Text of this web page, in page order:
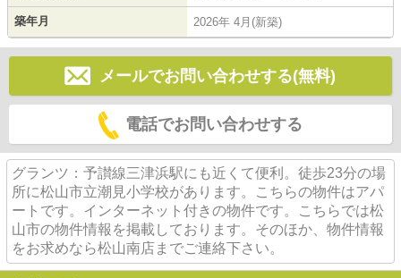
築年月 2026年 4月(新築)
メールでお問い合わせする(無料)
電話でお問い合わせする
グランツ：予讃線三津浜駅にも近くて便利。徒歩23分の場
所に松山市立潮見小学校があります。こちらの物件はアパ
ートです。インターネット付きの物件です。こちらでは松
山市の物件情報を掲載しております。そのほか、物件情報
をお求めなら松山南店までご連絡下さい。